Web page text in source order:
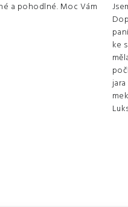
a pohodlné. Moc Vám
ke